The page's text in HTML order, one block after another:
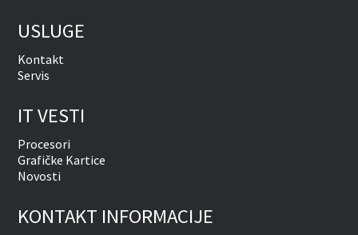
USLUGE
Kontakt
Servis
IT VESTI
Procesori
Grafičke Kartice
Novosti
KONTAKT INFORMACIJE